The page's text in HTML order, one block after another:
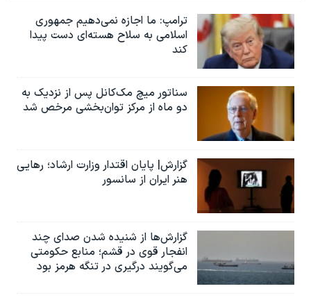
ترامپ: ما اجازه نمی‌دهیم جمهوری
اسلامی به سلاح هسته‌ای دست پیدا
کند
سناتور میچ مک‌کانل پس از نزدیک به
دو ماه از مرکز توان‌بخشی مرخص شد
گزارش| پایان اقتدار وزارت ارشاد؛ رهایی
هنر ایران از سانسور
گزارش‌ها از شنیده شدن صدای چند
انفجار قوی در قشم؛ منابع حکومتی
می‌گویند درگیری در تنگه هرمز بود